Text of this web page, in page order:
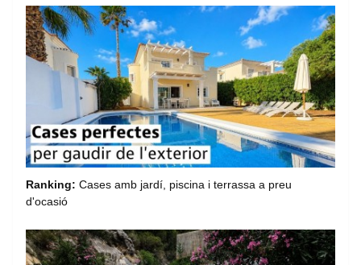
Ranking: Cases amb jardí, piscina i terrassa a preu
d'ocasió